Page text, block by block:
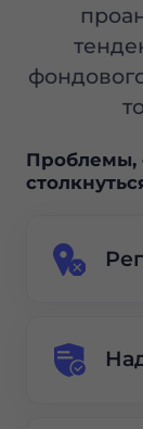
Проблемы,